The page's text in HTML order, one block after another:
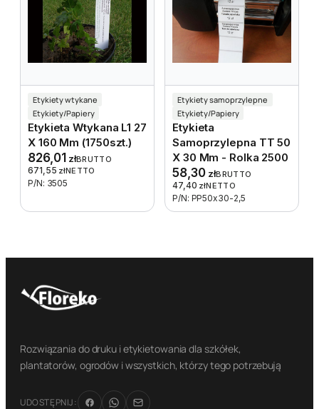
Etykiety wtykane
Etykiety/Papiery
Etykieta Wtykana L1 27
X 160 Mm (1750szt.)
826,01 złBRUTTO
671,55 złNETTO
P/N: 3505
Etykiety samoprzylepne
Etykiety/Papiery
Etykieta
Samoprzylepna TT 50
X 30 Mm - Rolka 2500
58,30 złBRUTTO
47,40 złNETTO
P/N: PP50x30-2,5
Rozwiązania do druku i etykietowania dla szkółek,
plantatorów, ogrodów i wszystkich, którzy tego potrzebują
UDOSTĘPNIJ: